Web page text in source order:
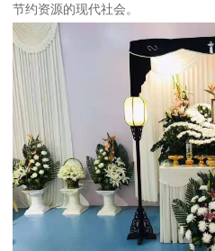
节约资源的现代社会。